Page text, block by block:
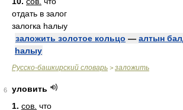
отдать в залог
залогка һалыу
заложить золотое кольцо — алтын
һалыу
Русско-башкирский словарь > заложить
6
уловить
1. сов. что